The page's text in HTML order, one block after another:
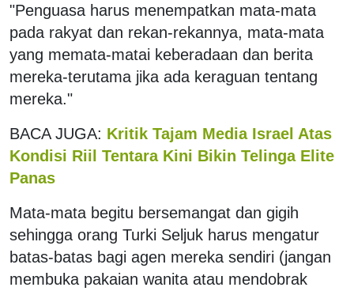
"Penguasa harus menempatkan mata-mata
pada rakyat dan rekan-rekannya, mata-mata
yang memata-matai keberadaan dan berita
mereka-terutama jika ada keraguan tentang
mereka."
BACA JUGA: Kritik Tajam Media Israel Atas
Kondisi Riil Tentara Kini Bikin Telinga Elite
Panas
Mata-mata begitu bersemangat dan gigih
sehingga orang Turki Seljuk harus mengatur
batas-batas bagi agen mereka sendiri (jangan
membuka pakaian wanita atau mendobrak